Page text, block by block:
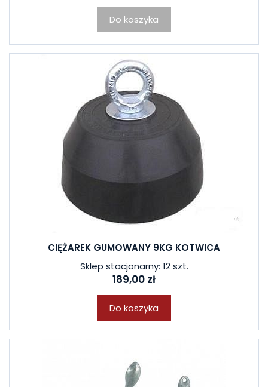
Do koszyka
CIĘŻAREK GUMOWANY 9KG KOTWICA
Sklep stacjonarny: 12 szt.
189,00 zł
Do koszyka